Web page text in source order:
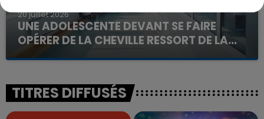
20 juillet 2026
UNE ADOLESCENTE DEVANT SE FAIRE
OPÉRER DE LA CHEVILLE RESSORT DE LA...
La famille a porté plainte contre la clinique qui a
excuses.
TITRES DIFFUSÉS